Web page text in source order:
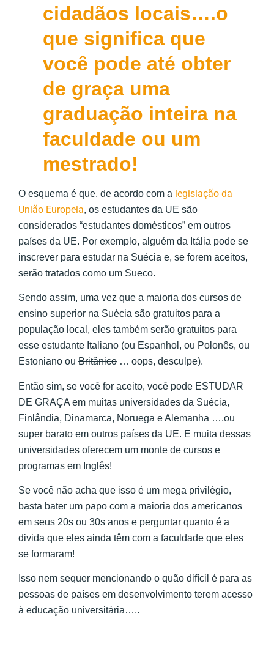
cidadãos locais….o
que significa que
você pode até obter
de graça uma
graduação inteira na
faculdade ou um
mestrado!
O esquema é que, de acordo com a legislação da
União Europeia, os estudantes da UE são
considerados “estudantes domésticos” em outros
países da UE. Por exemplo, alguém da Itália pode se
inscrever para estudar na Suécia e, se forem aceitos,
serão tratados como um Sueco.
Sendo assim, uma vez que a maioria dos cursos de
ensino superior na Suécia são gratuitos para a
população local, eles também serão gratuitos para
esse estudante Italiano (ou Espanhol, ou Polonês, ou
Estoniano ou Britânico … oops, desculpe).
Então sim, se você for aceito, você pode ESTUDAR
DE GRAÇA em muitas universidades da Suécia,
Finlândia, Dinamarca, Noruega e Alemanha ….ou
super barato em outros países da UE. E muita dessas
universidades oferecem um monte de cursos e
programas em Inglês!
Se você não acha que isso é um mega privilégio,
basta bater um papo com a maioria dos americanos
em seus 20s ou 30s anos e perguntar quanto é a
divida que eles ainda têm com a faculdade que eles
se formaram!
Isso nem sequer mencionando o quão difícil é para as
pessoas de países em desenvolvimento terem acesso
à educação universitária…..